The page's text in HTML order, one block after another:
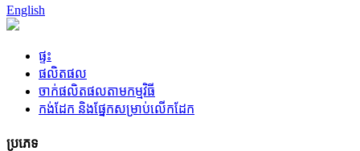
English
ផ្ទះ
ផលិតផល
ចាក់ផលិតផលតាមកម្មវិធី
កង់​ដែក និង​ផ្នែក​សម្រាប់​លើក​ដែក
ប្រភេទ